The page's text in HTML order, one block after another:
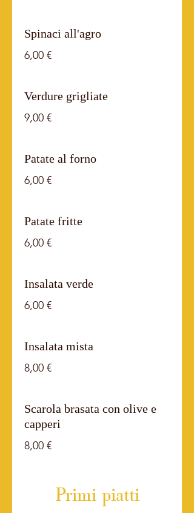
Spinaci all'agro
6,00 €
Verdure grigliate
9,00 €
Patate al forno
6,00 €
Patate fritte
6,00 €
Insalata verde
6,00 €
Insalata mista
8,00 €
Scarola brasata con olive e
capperi
8,00 €
Primi piatti